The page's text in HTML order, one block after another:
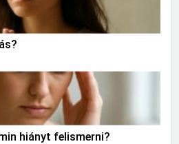
hiányt felismerni?